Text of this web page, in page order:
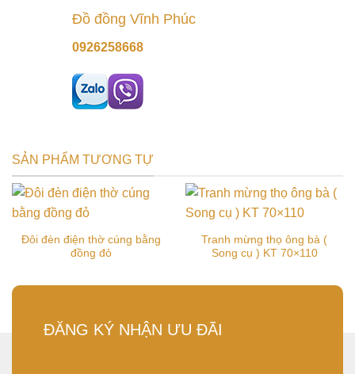
Đồ đồng Vĩnh Phúc
0926258668
SẢN PHẨM TƯƠNG TỰ
Đôi đèn điện thờ cúng bằng
đồng đỏ
Tranh mừng thọ ông bà (
Song cụ ) KT 70×110
ĐĂNG KÝ NHẬN ƯU ĐÃI